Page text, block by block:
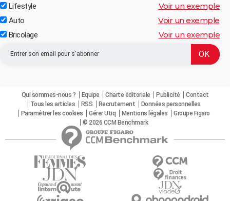
Lifestyle Voir un exemple
Auto Voir un exemple
Bricolage Voir un exemple
Qui sommes-nous ? Equipe Charte éditoriale Publicité
Contact
Tous les articles
RSS Recrutement
Données personnelles
Paramétrer les cookies
Gérer Utiq Mentions légales
Groupe Figaro
© 2026 CCM Benchmark